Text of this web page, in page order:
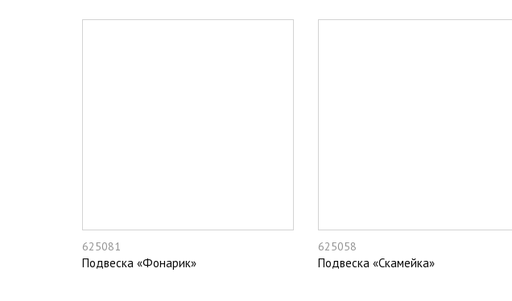
625081
Подвеска «Фонарик»
625058
Подвеска «Скамейка»